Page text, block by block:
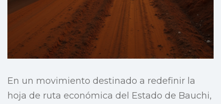
En un movimiento destinado a redefinir la
hoja de ruta económica del Estado de Bauchi,